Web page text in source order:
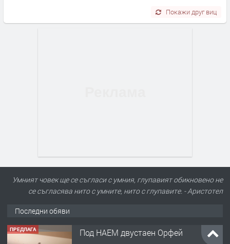
Покажи друг виц
Умният човек ще се съгласи с умния, глупавият обикновено не
се съгласява нито с умните, нито с глупавите. - Аристотел
Последни обяви
ПРЕДЛАГА
Нов апартамент на ул. Липа до